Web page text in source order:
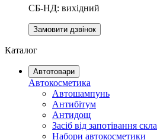
СБ-НД: вихідний
Замовити дзвінок
Каталог
Автотовари
Автокосметика
Автошампунь
Антибітум
Антидощ
Засіб від запотівання скла
Набори автокосметики